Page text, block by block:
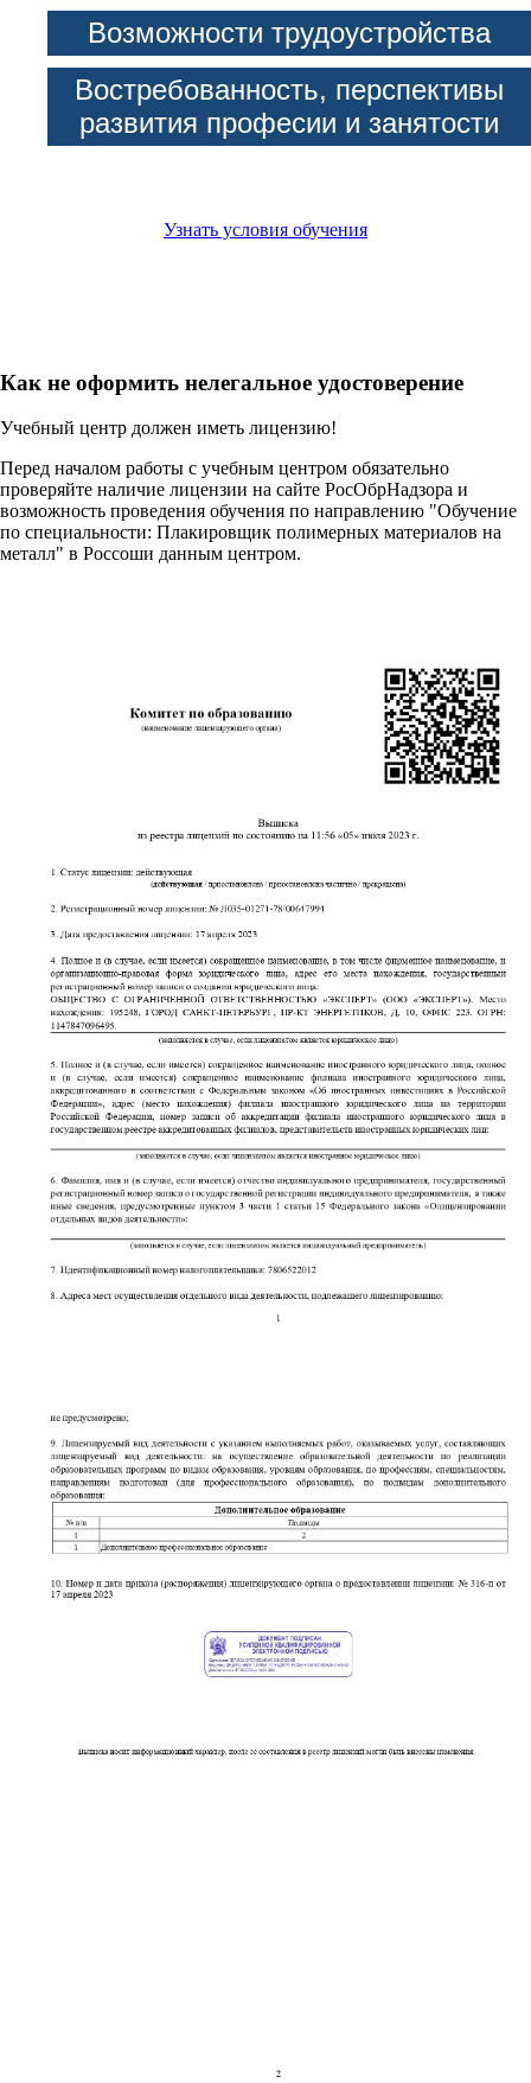
Возможности трудоустройства
Востребованность, перспективы
развития професии и занятости
Узнать условия обучения
Как не оформить нелегальное удостоверение
Учебный центр должен иметь лицензию!
Перед началом работы с учебным центром обязательно
проверяйте наличие лицензии на сайте РосОбрНадзора и
возможность проведения обучения по направлению "Обучение
по специальности: Плакировщик полимерных материалов на
металл" в Россоши данным центром.